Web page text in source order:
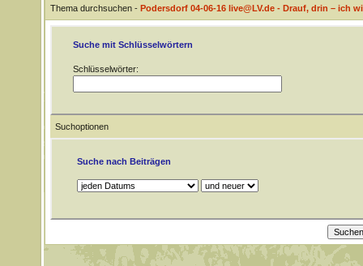
Thema durchsuchen - Podersdorf 04-06-16 live@LV.de - Drauf, drin – ich
Suche mit Schlüsselwörtern
Schlüsselwörter:
Suchoptionen
Suche nach Beiträgen